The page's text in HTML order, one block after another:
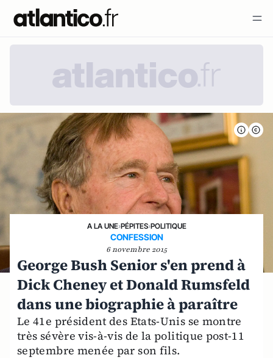
A LA UNE›PÉPITES›POLITIQUE
CONFESSION
6 novembre 2015
George Bush Senior s'en prend à
Dick Cheney et Donald Rumsfeld
dans une biographie à paraître
Le 41e président des Etats-Unis se montre
très sévère vis-à-vis de la politique post-11
septembre menée par son fils.